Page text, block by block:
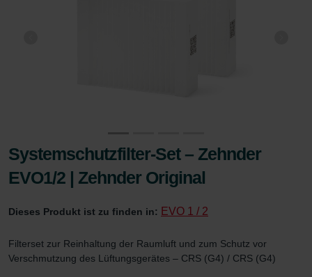
Systemschutzfilter-Set – Zehnder
EVO1/2 | Zehnder Original
Dieses Produkt ist zu finden in: EVO 1 / 2
Filterset zur Reinhaltung der Raumluft und zum Schutz vor
Verschmutzung des Lüftungsgerätes – CRS (G4) / CRS (G4)